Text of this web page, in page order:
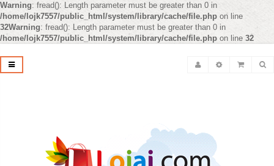
Warning: fread(): Length parameter must be greater than 0 in
/home/lojk7557/public_html/system/library/cache/file.php on line
32Warning: fread(): Length parameter must be greater than 0 in
/home/lojk7557/public_html/system/library/cache/file.php on line 32